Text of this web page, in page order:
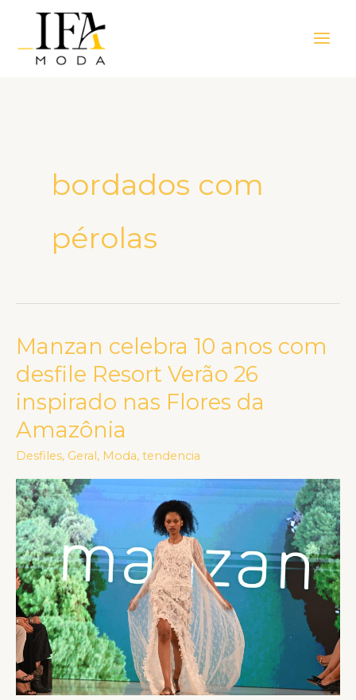
Menu
bordados com
pérolas
Manzan celebra 10 anos com
desfile Resort Verão 26
inspirado nas Flores da
Amazônia
Desfiles, Geral , Moda, tendencia
Manzan
celebra
10
anos
com
desfile
Verão
26
inspirado
nas
Flores
da
Amazônia